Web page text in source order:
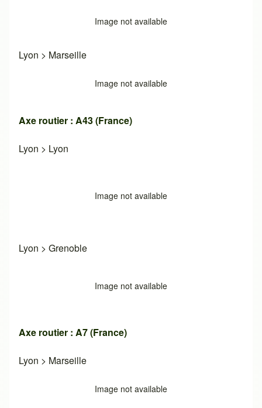
Image not available
Lyon > Marseille
Image not available
Axe routier : A43 (France)
Lyon > Lyon
Image not available
Lyon > Grenoble
Image not available
Axe routier : A7 (France)
Lyon > Marseille
Image not available